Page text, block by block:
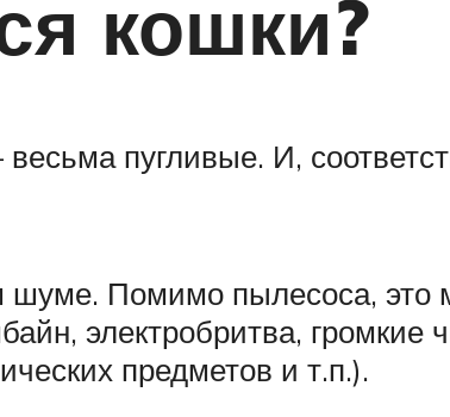
кошки?
пугливые. И,
шуме. Помимо пылесоса, это
электробритва, громкие
предметов и т.п.).